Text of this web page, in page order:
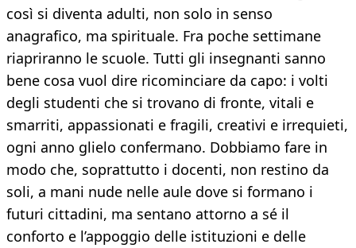
così si diventa adulti, non solo in senso
anagrafico, ma spirituale. Fra poche settimane
riapriranno le scuole. Tutti gli insegnanti sanno
bene cosa vuol dire ricominciare da capo: i volti
degli studenti che si trovano di fronte, vitali e
smarriti, appassionati e fragili, creativi e irrequieti,
ogni anno glielo confermano. Dobbiamo fare in
modo che, soprattutto i docenti, non restino da
soli, a mani nude nelle aule dove si formano i
futuri cittadini, ma sentano attorno a sé il
conforto e l’appoggio delle istituzioni e delle